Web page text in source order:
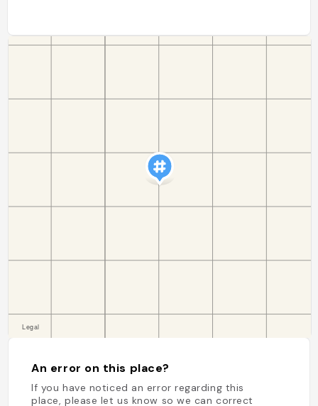
An error on this place?
If you have noticed an error regarding this
place, please let us know so we can correct